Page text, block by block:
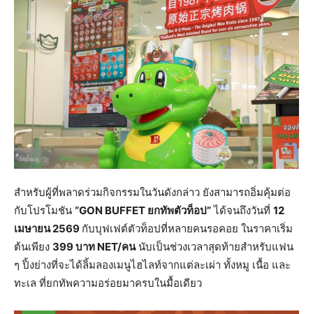
สำหรับผู้ที่พลาดร่วมกิจกรรมในวันดังกล่าว ยังสามารถอิ่มคุ้มต่อ
กับโปรโมชัน “GON BUFFET ยกทัพตัวท็อป”ได้จนถึงวันที่ 12
เมษายน 2569 กับบุฟเฟต์ตัวท็อปที่หลายคนรอคอย ในราคาเริ่ม
ต้นเพียง 399 บาท NET/คนนับเป็นช่วงเวลาสุดท้ายสำหรับแฟน
ๆ ปิ้งย่างที่จะได้ลิ้มลองเมนูไฮไลท์จากแต่ละเผ่า ทั้งหมู เนื้อ และ
ทะเล ที่ยกทัพความอร่อยมาครบในมื้อเดียว